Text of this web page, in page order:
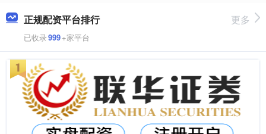
正规配资平台排行
已收录999+家平台
更多